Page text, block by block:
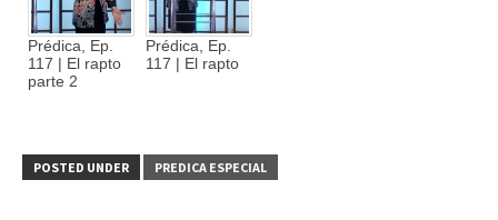
Prédica, Ep.
117 | El rapto
parte 2
Prédica, Ep.
117 | El rapto
POSTED UNDER PREDICA ESPECIAL